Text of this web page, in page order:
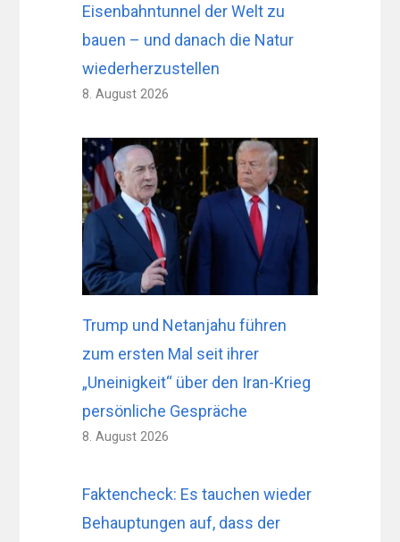
Eisenbahntunnel der Welt zu
bauen – und danach die Natur
wiederherzustellen
8. August 2026
Trump und Netanjahu führen
zum ersten Mal seit ihrer
„Uneinigkeit“ über den Iran-Krieg
persönliche Gespräche
8. August 2026
Faktencheck: Es tauchen wieder
Behauptungen auf, dass der